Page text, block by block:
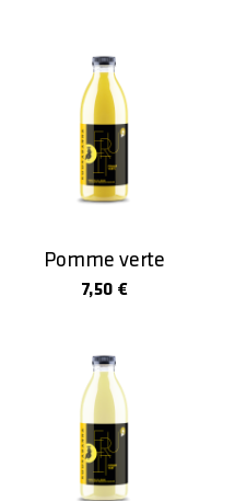
Pomme verte
7,50 €